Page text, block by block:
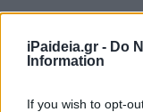
iPaideia.gr - Do
Information
If you wish to opt-